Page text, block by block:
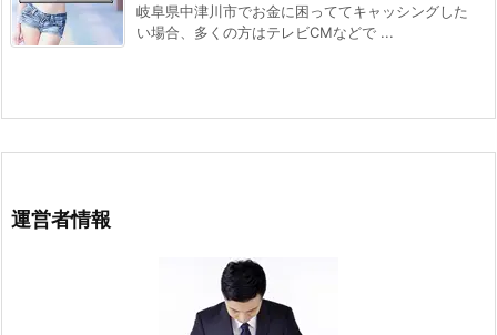
岐阜県中津川市でお金に困っててキャッシングした
い場合、多くの方はテレビCMなどで ...
運営者情報